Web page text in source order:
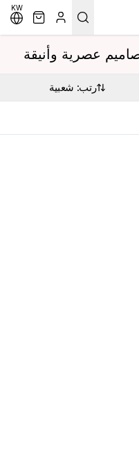
KW
عصرية وأنيقة
رتب: شعبية